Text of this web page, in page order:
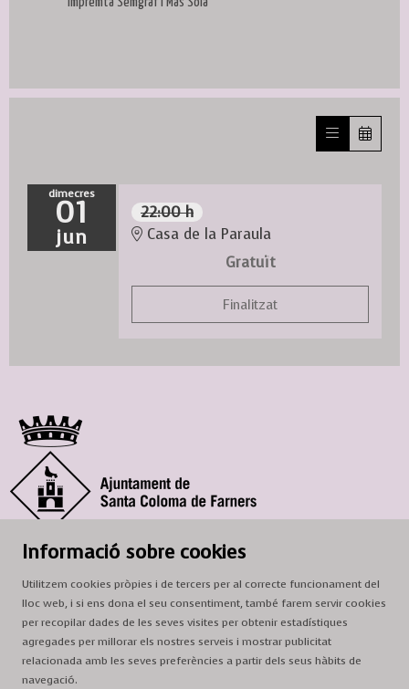
dimecres
01
jun
22:00 h
Casa de la Paraula
Gratuït
Finalitzat
© Ajuntament de Santa Coloma de Farners
: de dilluns a dissabte, de 9 a 13 h.
Adreça: c. del Prat, 16, 17430 Santa Coloma de Farners
A/e:cultura@scf.cat
Sitemap
Informació sobre cookies
Utilitzem cookies pròpies i de tercers per al correcte funcionament del
lloc web, i si ens dona el seu consentiment, també farem servir cookies
per recopilar dades de les seves visites per obtenir estadístiques
agregades per millorar els nostres serveis i mostrar publicitat
relacionada amb les seves preferències a partir dels seus hàbits de
navegació.